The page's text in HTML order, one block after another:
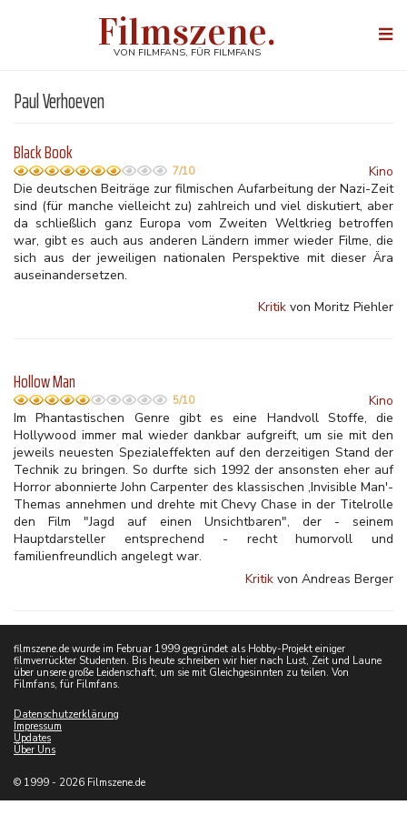
Filmszene.
VON FILMFANS, FÜR FILMFANS
Paul Verhoeven
Black Book
7/10
Kino
Die deutschen Beiträge zur filmischen Aufarbeitung der Nazi-Zeit
sind (für manche vielleicht zu) zahlreich und viel diskutiert, aber
da schließlich ganz Europa vom Zweiten Weltkrieg betroffen
war, gibt es auch aus anderen Ländern immer wieder Filme, die
sich aus der jeweiligen nationalen Perspektive mit dieser Ära
auseinandersetzen.
Kritik von Moritz Piehler
Hollow Man
5/10
Kino
Im Phantastischen Genre gibt es eine Handvoll Stoffe, die
Hollywood immer mal wieder dankbar aufgreift, um sie mit den
jeweils neuesten Spezialeffekten auf den derzeitigen Stand der
Technik zu bringen. So durfte sich 1992 der ansonsten eher auf
Horror abonnierte John Carpenter des klassischen ‚Invisible Man'-
Themas annehmen und drehte mit Chevy Chase in der Titelrolle
den Film "Jagd auf einen Unsichtbaren", der - seinem
Hauptdarsteller entsprechend - recht humorvoll und
familienfreundlich angelegt war.
Kritik von Andreas Berger
filmszene.de wurde im Februar 1999 gegründet als Hobby-Projekt einiger
filmverrückter Studenten. Bis heute schreiben wir hier nach Lust, Zeit und Laune
über unsere große Leidenschaft, um sie mit Gleichgesinnten zu teilen. Von
Filmfans, für Filmfans.
Datenschutzerklärung
Impressum
Updates
Über Uns
© 1999 - 2026 Filmszene.de